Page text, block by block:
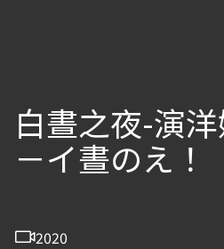
白晝之夜-演
－イ晝のえ！
2020